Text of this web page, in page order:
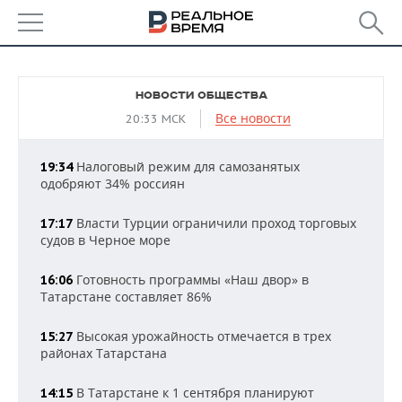
УДМУРТИЯ
НОВОСТИ АНАЛИТИКИ
ДЕКЛАРАЦИИ О ДОХОДАХ
КОРОЛИ ГОСЗАКАЗА ПФО
КОМУ ПРИНАДЛЕЖАТ
ТОРГОВЫЕ ЦЕНТРЫ
ЭКОНОМИКА
НОВОСТИ ЭКОНОМИКИ
ФИНАНСЫ
БЮДЖЕТ
ИНВЕСТИЦИИ
ПРОМЫШЛЕННОСТЬ
НОВОСТИ
ПРОМЫШЛЕННОСТИ
МАШИНОСТРОЕНИЕ
НЕДВИЖИМОСТЬ
НОВОСТИ АВТО
БИЗНЕС
НОВОСТИ БИЗНЕСА
ТЕХНОЛОГИИ
НОВОСТИ ОБЩЕСТВА
20:33 МСК Все новости
19:34Налоговый режим для самозанятых
одобряют 34% россиян
17:17 Власти Турции ограничили проход торговых
судов в Черное море
16:06 Готовность программы «Наш двор» в
Татарстане составляет 86%
15:27 Высокая урожайность отмечается в трех
районах Татарстана
14:15 В Татарстане к 1 сентября планируют